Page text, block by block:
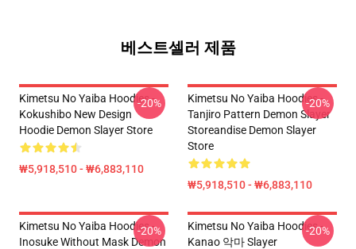
베스트셀러 제품
Kimetsu No Yaiba Hoodies -
Kokushibo New Design
Hoodie Demon Slayer Store
₩5,918,510 - ₩6,883,110
-20%
Kimetsu No Yaiba Hoodies -
Tanjiro Pattern Demon Slayer
Storeandise Demon Slayer
Store
₩5,918,510 - ₩6,883,110
-20%
Kimetsu No Yaiba Hoodies -
Inosuke Without Mask Demon
-20%
Kimetsu No Yaiba Hoodies -
Kanao 악마 Slayer
-20%